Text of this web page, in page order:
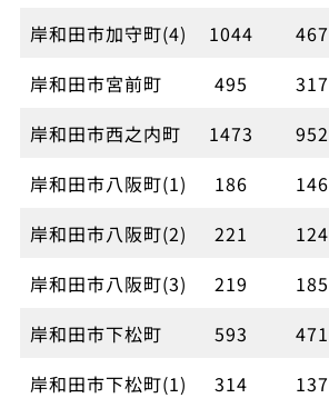
岸和田市加守町(4)
1044 467
岸和田市宮前町
495 317
岸和田市西之内町
1473 952
岸和田市八阪町(1)
186 146
岸和田市八阪町(2)
221 124
岸和田市八阪町(3)
219 185
岸和田市下松町
593 471
岸和田市下松町(1)
314 137